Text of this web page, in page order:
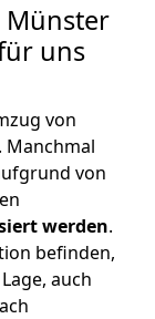
Münster
uns
von
Manchmal
von
werden.
befinden,
auch